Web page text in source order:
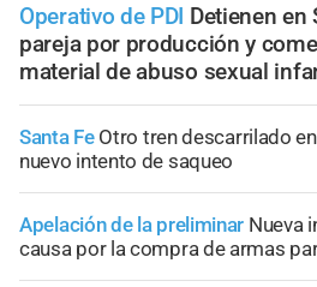
Operativo de PDI Detienen en
pareja por producción y
material de abuso sexual
Santa Fe Otro tren descarrilado
nuevo intento de saqueo
Apelación de la preliminar Nueva
causa por la compra de armas